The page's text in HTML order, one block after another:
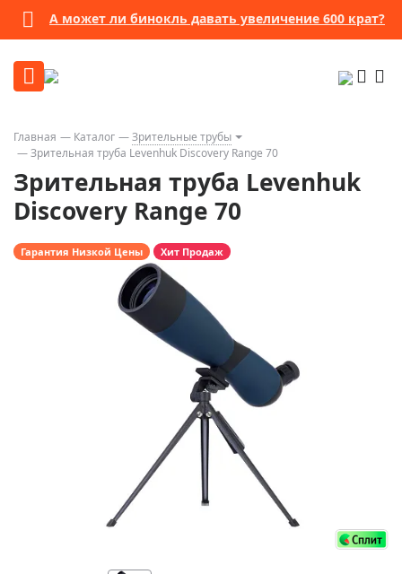
А может ли бинокль давать увеличение 600 крат?
Главная Каталог
Зрительные трубы
Зрительная труба Levenhuk Discovery Range 70
Зрительная труба Levenhuk
Discovery Range 70
Гарантия Низкой Цены Хит Продаж